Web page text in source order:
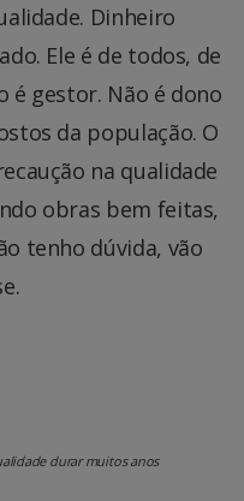
Dinheiro
Ele é de todos, de
é gestor. Não é dono
da população. O
na qualidade
obras bem feitas,
tenho dúvida, vão
durar muitos anos